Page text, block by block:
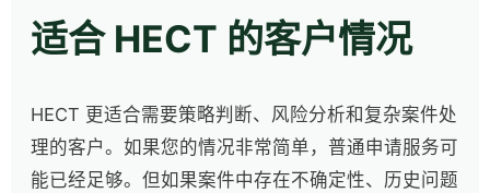
适合 HECT 的客户情况
HECT 更适合需要策略判断、风险分析和复杂案件处
理的客户。如果您的情况非常简单，普通申请服务可
能已经足够。但如果案件中存在不确定性、历史问题